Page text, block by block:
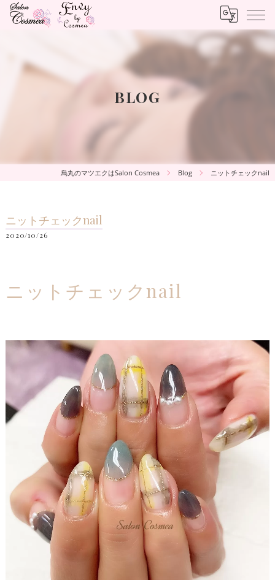
BLOG
烏丸のマツエクはSalon Cosmea Blog ニットチェックnail
ニットチェックnail
2020/10/26
ニットチェックnail